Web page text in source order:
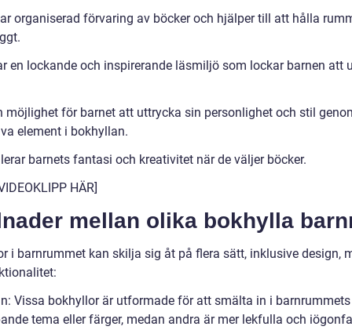
organiserad förvaring av böcker och hjälper till att hålla
en lockande och inspirerande läsmiljö som lockar barnen att
möjlighet för barnet att uttrycka sin personlighet och stil
element i bokhyllan.
barnets fantasi och kreativitet när de väljer böcker.
HÄR]
mellan olika bokhylla
i barnrummet kan skilja sig åt på flera sätt, inklusive design,
Vissa bokhyllor är utformade för att smälta in i barnrummets
tema eller färger, medan andra är mer lekfulla och